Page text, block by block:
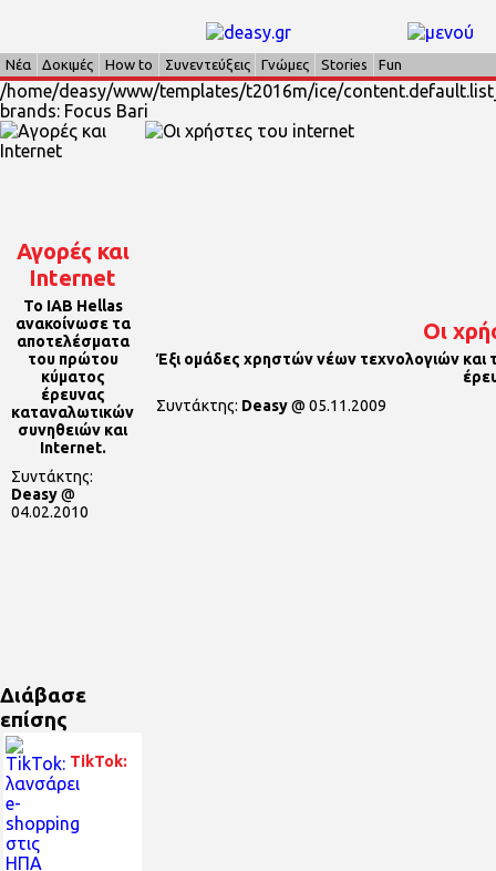
Νέα Δοκιμές How to Συνεντεύξεις Γνώμες Stories Fun
/home/deasy/www/templates/t2016m/ice/
brands: Focus Bari
Αγορές και
Internet
Το ΙΑΒ Hellas
ανακοίνωσε τα
αποτελέσματα
του πρώτου
κύματος
έρευνας
καταναλωτικών
συνηθειών και
Internet.
Συντάκτης:
Deasy@
04.02.2010
Διάβασε
επίσης
TikTok:
Οι
Έξι ομάδες χρηστών νέων τεχνολογιών και
Συντάκτης: Deasy@ 05.11.2009